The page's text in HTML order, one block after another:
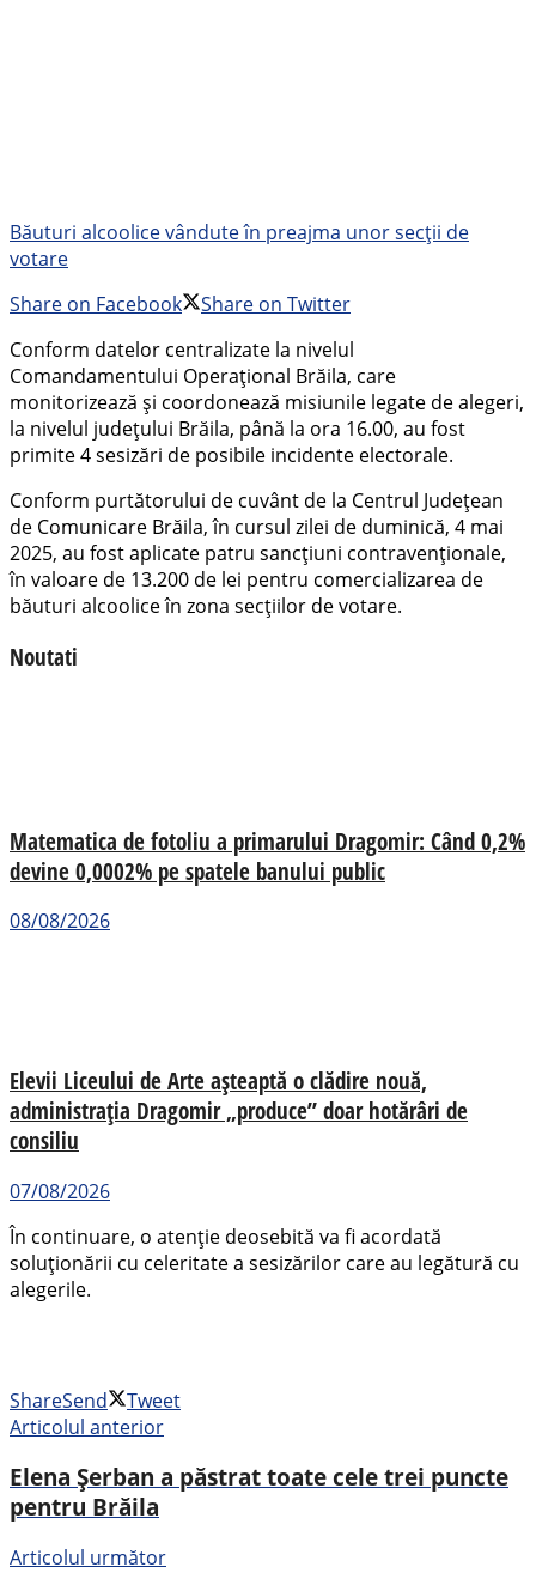
Băuturi alcoolice vândute în preajma unor secții de
votare
Share on Facebook
Share on Twitter
Conform datelor centralizate la nivelul
Comandamentului Operațional Brăila, care
monitorizează și coordonează misiunile legate de alegeri,
la nivelul județului Brăila, până la ora 16.00, au fost
primite 4 sesizări de posibile incidente electorale.
Conform purtătorului de cuvânt de la Centrul Județean
de Comunicare Brăila, în cursul zilei de duminică, 4 mai
2025, au fost aplicate patru sancțiuni contravenționale,
în valoare de 13.200 de lei pentru comercializarea de
băuturi alcoolice în zona secțiilor de votare.
Noutati
Matematica de fotoliu a primarului Dragomir: Când 0,2%
devine 0,0002% pe spatele banului public
08/08/2026
Elevii Liceului de Arte așteaptă o clădire nouă,
administrația Dragomir „produce” doar hotărâri de
consiliu
07/08/2026
În continuare, o atenție deosebită va fi acordată
soluționării cu celeritate a sesizărilor care au legătură cu
alegerile.
ShareSend
Tweet
Articolul anterior
Elena Șerban a păstrat toate cele trei puncte
pentru Brăila
Articolul următor